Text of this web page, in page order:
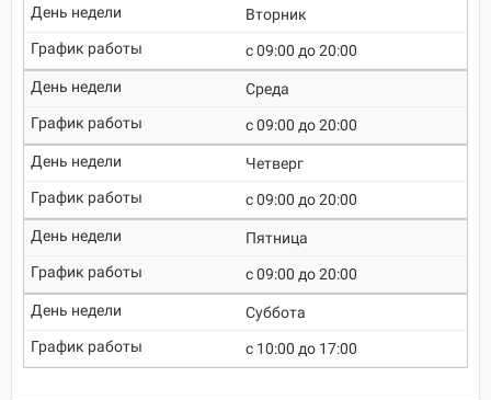
Вторник
c 09:00 до 20:00
Среда
c 09:00 до 20:00
Четверг
c 09:00 до 20:00
Пятница
c 09:00 до 20:00
Суббота
c 10:00 до 17:00